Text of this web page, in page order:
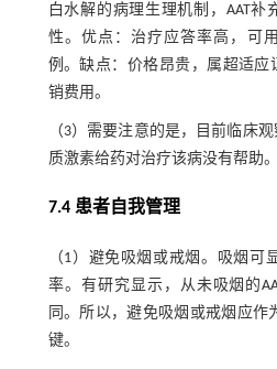
白水解的病理生理机制，AAT
性。优点：治疗应答率高，可
例。缺点：价格昂贵，属超适应
销费用。
（3）需要注意的是，目前临床
质激素给药对治疗该病没有帮助。
7.4 患者自我管理
（1）避免吸烟或戒烟。吸烟可
率。有研究显示，从未吸烟的
同。所以，避免吸烟或戒烟应作
键。